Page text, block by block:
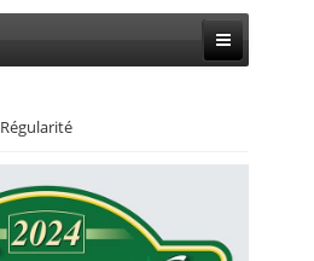
Régularité